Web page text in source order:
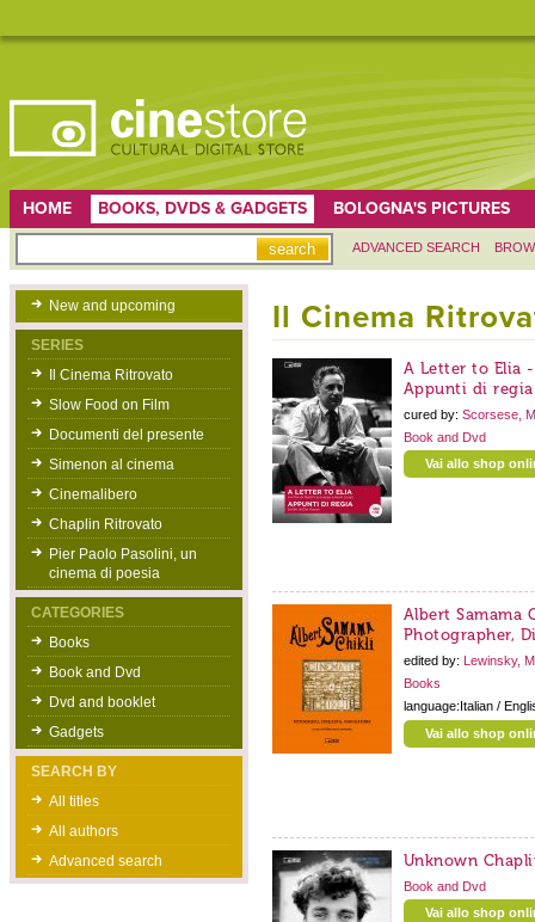
HOME BOOKS, DVDS & GADGETS BOLOGNA'S PICTURES
ADVANCED SEARCH
New and upcoming
SERIES
Il Cinema Ritrovato
Slow Food on Film
Documenti del presente
Simenon al cinema
Cinemalibero
Chaplin Ritrovato
Pier Paolo Pasolini, un
cinema di poesia
CATEGORIES
Books
Book and Dvd
Dvd and booklet
Gadgets
SEARCH BY
All titles
All authors
Advanced search
Il Cinema
A Letter to Elia -
Appunti di regia
cured by: Scorsese,
Book and Dvd
Vai allo shop
Albert Samama
Photographer,
edited by: Lewinsky,
Books
language:Italian /
Vai allo shop
Unknown
Book and Dvd
Vai allo shop